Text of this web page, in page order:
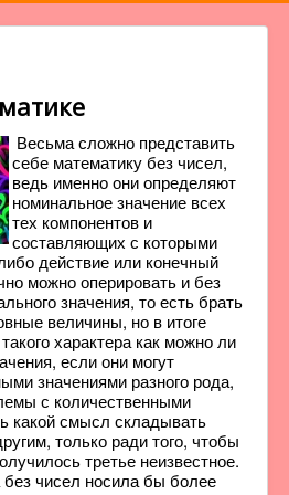
Весьма сложно представить
себе математику без чисел,
ведь именно они определяют
номинальное значение всех
тех компонентов и
составляющих с которыми
действие или конечный
можно оперировать и без
значения, то есть брать
величины, но в итоге
характера как можно ли
если они могут
значениями разного рода,
с количественными
какой смысл складывать
только ради того, чтобы
третье неизвестное.
чисел носила бы более